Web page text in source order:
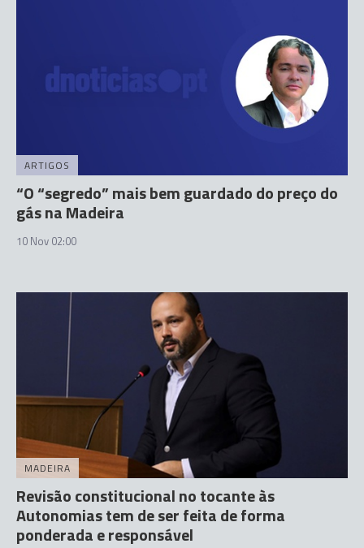
ARTIGOS
“O “segredo” mais bem guardado do preço do
gás na Madeira
10 Nov 02:00
MADEIRA
Revisão constitucional no tocante às
Autonomias tem de ser feita de forma
ponderada e responsável